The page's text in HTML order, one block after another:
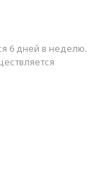
6 дней в неделю.